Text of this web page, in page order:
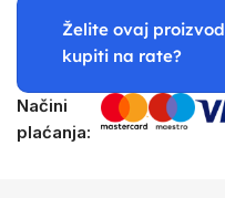
Želite ovaj proizvod
kupiti na rate?
Načini
plaćanja: